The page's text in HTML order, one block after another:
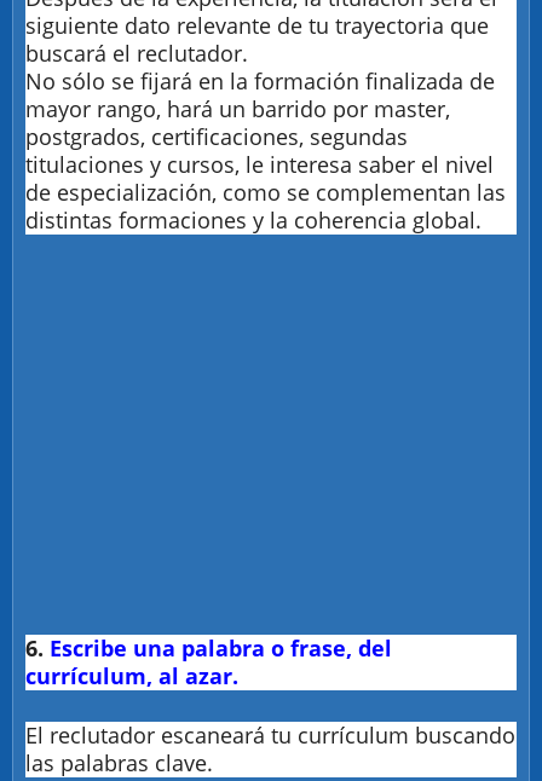
siguiente dato relevante de tu trayectoria que
buscará el reclutador.
No sólo se fijará en la formación finalizada de
mayor rango, hará un barrido por master,
postgrados, certificaciones, segundas
titulaciones y cursos, le interesa saber el nivel
de especialización, como se complementan las
distintas formaciones y la coherencia global.
6. Escribe una palabra o frase, del
currículum, al azar.
El reclutador escaneará tu currículum buscando
las palabras clave.